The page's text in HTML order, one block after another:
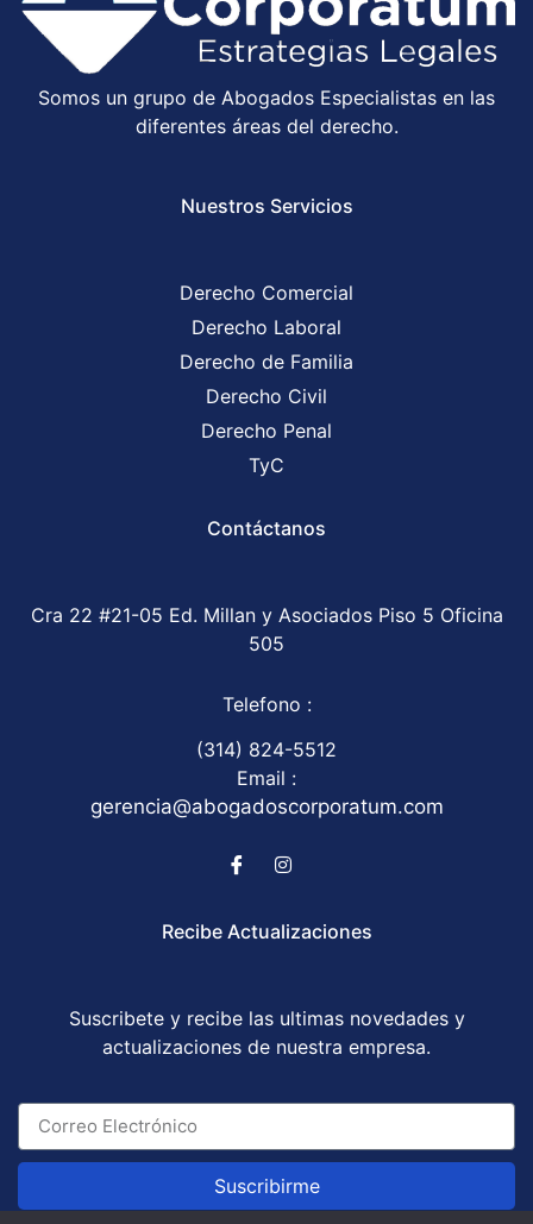
Somos un grupo de Abogados Especialistas en las
diferentes áreas del derecho.
Nuestros Servicios
Derecho Comercial
Derecho Laboral
Derecho de Familia
Derecho Civil
Derecho Penal
TyC
Contáctanos
Cra 22 #21-05 Ed. Millan y Asociados Piso 5 Oficina
505
Telefono :
(314) 824-5512
Email :
gerencia@abogadoscorporatum.com
Recibe Actualizaciones
Suscribete y recibe las ultimas novedades y
actualizaciones de nuestra empresa.
Suscribirme